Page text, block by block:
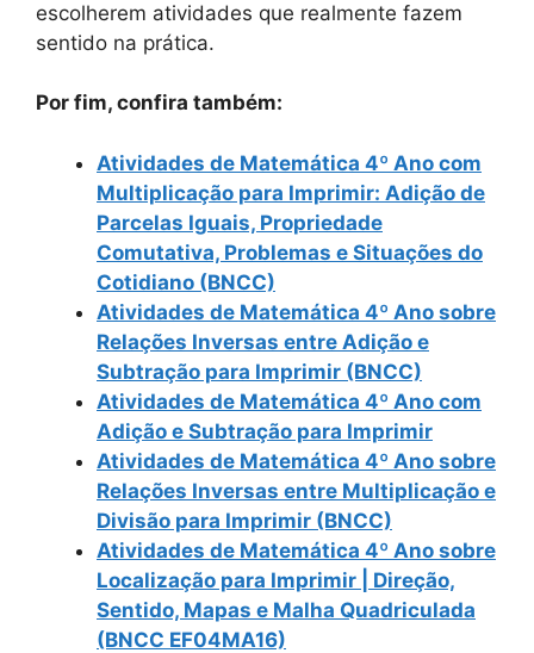
escolherem atividades que realmente fazem
sentido na prática.
Por fim, confira também:
Atividades de Matemática 4º Ano com
Multiplicação para Imprimir: Adição de
Parcelas Iguais, Propriedade
Comutativa, Problemas e Situações do
Cotidiano (BNCC)
Atividades de Matemática 4º Ano sobre
Relações Inversas entre Adição e
Subtração para Imprimir (BNCC)
Atividades de Matemática 4º Ano com
Adição e Subtração para Imprimir
Atividades de Matemática 4º Ano sobre
Relações Inversas entre Multiplicação e
Divisão para Imprimir (BNCC)
Atividades de Matemática 4º Ano sobre
Localização para Imprimir | Direção,
Sentido, Mapas e Malha Quadriculada
(BNCC EF04MA16)